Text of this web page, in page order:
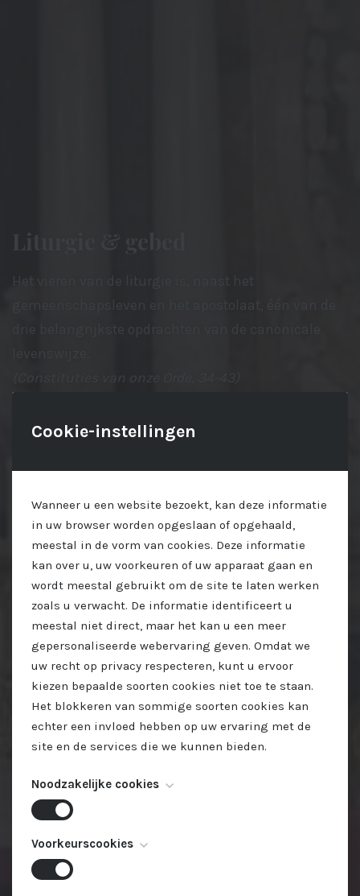
(Constituties van onze Orde, 34-43)
Cookie-instellingen
Wanneer u een website bezoekt, kan deze informatie
in uw browser worden opgeslaan of opgehaald,
meestal in de vorm van cookies. Deze informatie
kan over u, uw voorkeuren of uw apparaat gaan en
wordt meestal gebruikt om de site te laten werken
zoals u verwacht. De informatie identificeert u
meestal niet direct, maar het kan u een meer
gepersonaliseerde webervaring geven. Omdat we
uw recht op privacy respecteren, kunt u ervoor
kiezen bepaalde soorten cookies niet toe te staan.
Het blokkeren van sommige soorten cookies kan
echter een invloed hebben op uw ervaring met de
site en de services die we kunnen bieden.
Noodzakelijke cookies
Deze cookies zijn noodzakelijk voor het functioneren
van de website en kunnen niet worden
uitgeschakeld. Ze worden meestal alleen ingesteld
Voorkeurscookies